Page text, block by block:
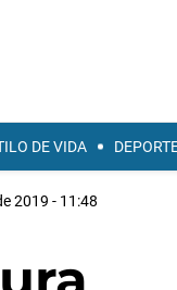
DE VIDA
2019 - 11:48